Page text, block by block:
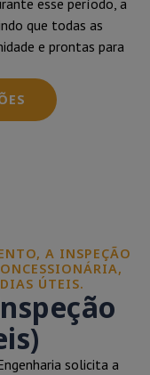
esse período, a
que todas as
e prontas para
A INSPEÇÃO
ÚTEIS.
solicita a